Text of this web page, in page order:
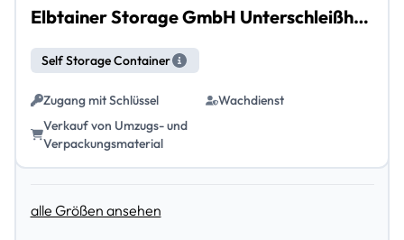
Elbtainer Storage GmbH Unterschleißheim
Self Storage Container
Zugang mit Schlüssel
Wachdienst
Verkauf von Umzugs- und
Verpackungsmaterial
alle Größen ansehen